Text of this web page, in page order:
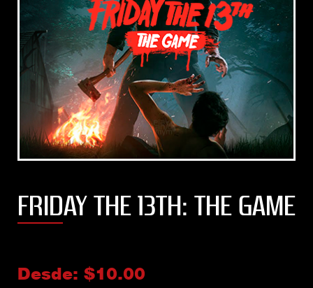
FRIDAY THE 13TH: THE GAME
Desde: $10.00